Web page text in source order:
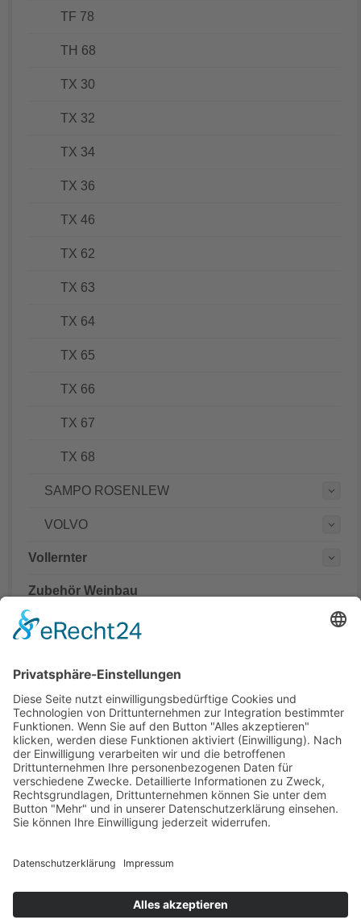
TF 78
TH 68
TX 30
TX 32
TX 34
TX 36
TX 46
TX 62
TX 63
TX 64
TX 65
TX 66
TX 67
TX 68
SAMPO ROSENLEW
VOLVO
Vollernter
Zubehör Weinbau
Teilenummern
Hinweis:
Es handelt sich um Teile in Erstausrüsterqualität nicht aber
um Originalteile. Die originalen Teilenummern OEM und
Markennamen dienen lediglich der leichteren Zuordnung der
Mähdrescher Ersatzteile.
Information